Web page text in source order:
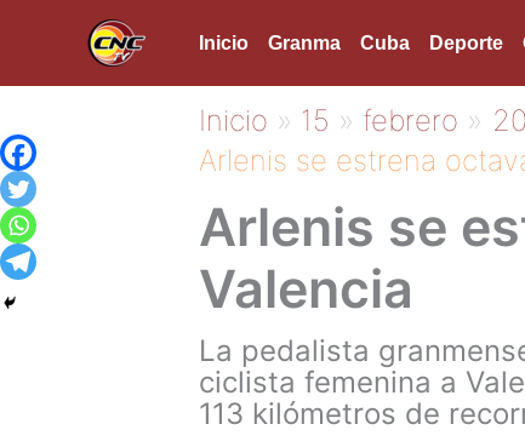
Inicio Granma Cuba Deporte
Inicio 15 febrero
Arlenis se estrena
Arlenis se
Valencia
La pedalista
ciclista femenina a
113 kilómetros de